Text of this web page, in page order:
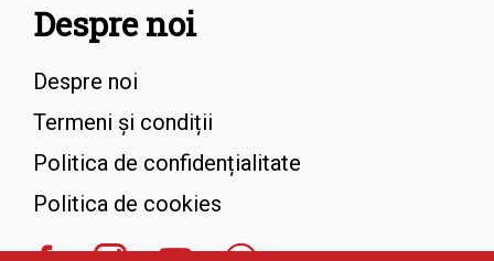
Despre noi
Despre noi
Termeni și condiții
Politica de confidențialitate
Politica de cookies